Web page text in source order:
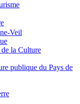
Veil
de la Culture
publique du Pays de